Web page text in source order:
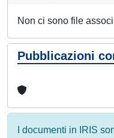
Non ci sono file
Pubblicazioni
I documenti in IRIS